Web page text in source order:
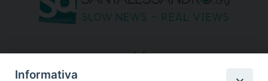
seguici su
Informativa